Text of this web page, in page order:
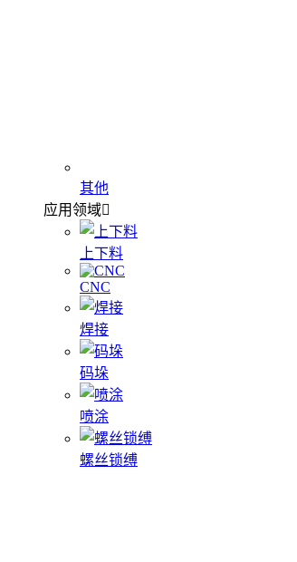
其他
应用领域
上下料
CNC
焊接
码垛
喷涂
螺丝锁缚